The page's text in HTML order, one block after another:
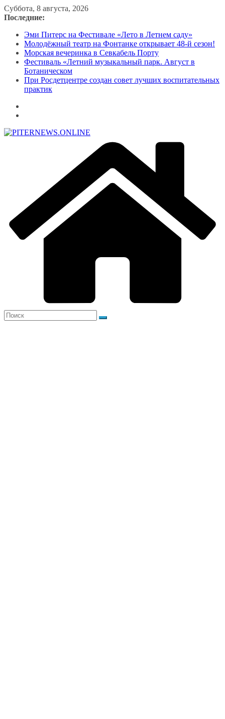
Перейти
к
Суббота, 8 августа, 2026
Последние:
Эми Питерс на Фестивале «Лето в Летнем саду»
Молодёжный театр на Фонтанке открывает 48-й сезон!
Морская вечеринка в Севкабель Порту
Фестиваль «Летний музыкальный парк. Август в
Ботаническом
При Росдетцентре создан совет лучших воспитательных
практик